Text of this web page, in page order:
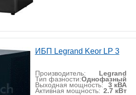
ИБП Legrand Keor LP 3
Производитель: Legrand
Тип фазности:Однофазный
Выходная мощность: 3 кВА
Активная мощность: 2.7 кВт